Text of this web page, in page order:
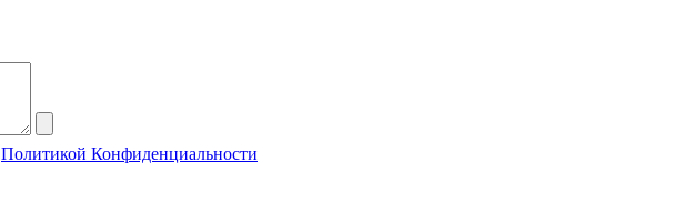
Политикой Конфиденциальности